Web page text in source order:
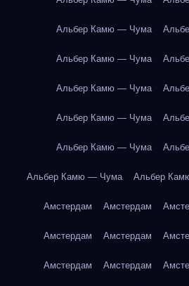
Альбер Камю — Чума
Альбер Камю — Чума
Альбер Камю — Чума
Альбер Камю — Чума
Альбер Камю — Чума
Альбер Камю — Чума Альбер
Амстердам Амстердам
Амстердам Амстердам
Амстердам Амстердам